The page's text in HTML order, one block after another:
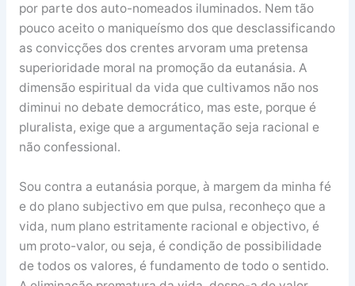
por parte dos auto-nomeados iluminados. Nem tão
pouco aceito o maniqueísmo dos que desclassificando
as convicções dos crentes arvoram uma pretensa
superioridade moral na promoção da eutanásia. A
dimensão espiritual da vida que cultivamos não nos
diminui no debate democrático, mas este, porque é
pluralista, exige que a argumentação seja racional e
não confessional.
Sou contra a eutanásia porque, à margem da minha fé
e do plano subjectivo em que pulsa, reconheço que a
vida, num plano estritamente racional e objectivo, é
um proto-valor, ou seja, é condição de possibilidade
de todos os valores, é fundamento de todo o sentido.